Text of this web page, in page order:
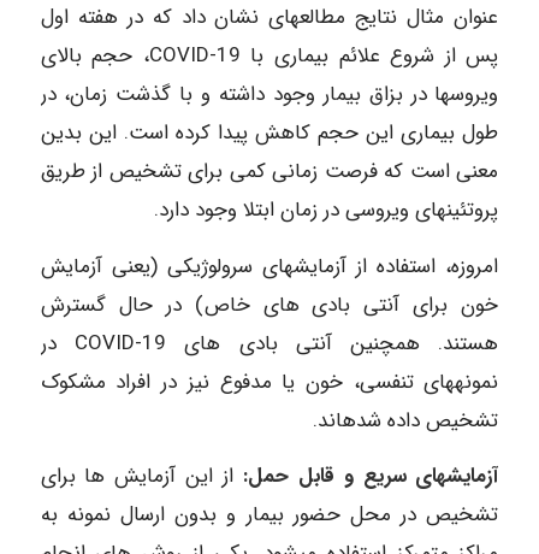
عنوان مثال نتایج مطالعه‎ای نشان داد که در هفته اول
پس از شروع علائم بیماری با COVID-19، حجم بالای
ویروس‎ها در بزاق بیمار وجود داشته و با گذشت زمان، در
طول بیماری این حجم کاهش پیدا کرده است. این بدین
معنی است که فرصت زمانی کمی برای تشخیص از طریق
پروتئین‎های ویروسی در زمان ابتلا وجود دارد.
امروزه، استفاده از آزمایش‎های سرولوژیکی (یعنی آزمایش
خون برای آنتی بادی‎ های خاص) در حال گسترش
هستند. همچنین آنتی بادی ‎های COVID-19 در
نمونه‎های تنفسی، خون یا مدفوع نیز در افراد مشکوک
تشخیص داده شده‎اند.
آزمایش‎های سریع و قابل حمل:
از این آزمایش ‎ها برای
تشخیص در محل حضور بیمار و بدون ارسال نمونه به